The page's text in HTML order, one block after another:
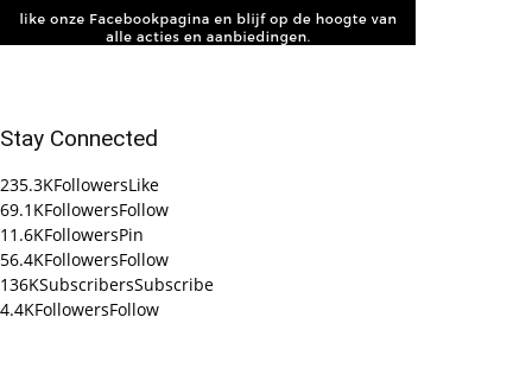
Stay Connected
235.3KFollowersLike
69.1KFollowersFollow
11.6KFollowersPin
56.4KFollowersFollow
136KSubscribersSubscribe
4.4KFollowersFollow